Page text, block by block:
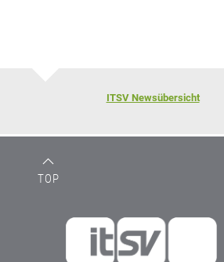
ITSV Newsübersicht
TOP